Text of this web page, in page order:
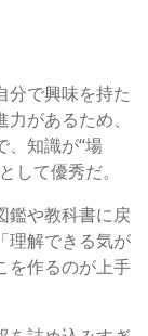
分で興味を持た
があるため、
、知識が“場
して優秀だ。
鑑や教科書に戻
理解できる気が
を作るのが上手